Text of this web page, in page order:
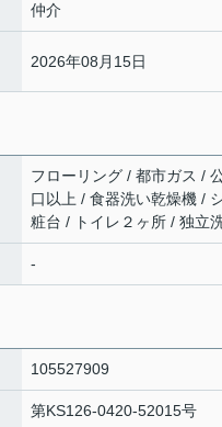
仲介
2026年08月15日
フローリング / 都市ガス /
口以上 / 食器洗い乾燥機 /
粧台 / トイレ２ヶ所 / 独立
-
105527909
第KS126-0420-52015号